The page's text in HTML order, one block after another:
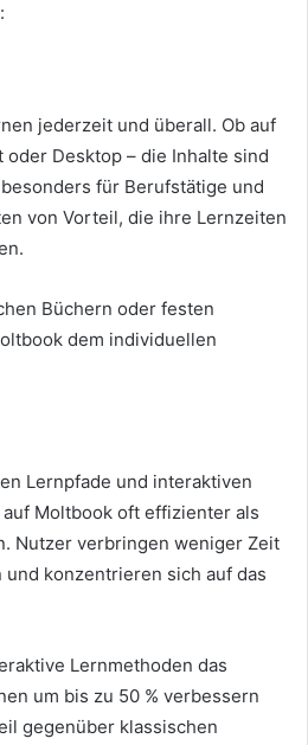
jederzeit und überall. Ob auf
Desktop – die Inhalte sind
für Berufstätige und
von Vorteil, die ihre Lernzeiten
Büchern oder festen
dem individuellen
Lernpfade und interaktiven
Moltbook oft effizienter als
Nutzer verbringen weniger Zeit
konzentrieren sich auf das
Lernmethoden das
um bis zu 50 % verbessern
gegenüber klassischen